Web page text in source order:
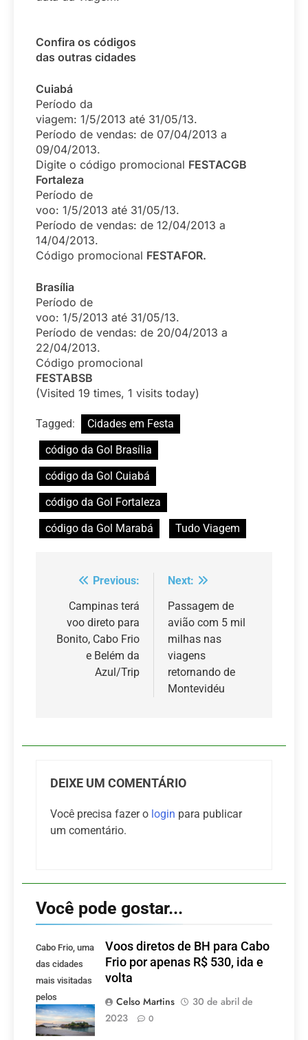
Confira os códigos
das outras cidades
Cuiabá
Período da
viagem: 1/5/2013 até 31/05/13.
Período de vendas: de 07/04/2013 a
09/04/2013.
Digite o código promocional FESTACGB
Fortaleza
Período de
voo: 1/5/2013 até 31/05/13.
Período de vendas: de 12/04/2013 a
14/04/2013.
Código promocional FESTAFOR.
Brasília
Período de
voo: 1/5/2013 até 31/05/13.
Período de vendas: de 20/04/2013 a
22/04/2013.
Código promocional
FESTABSB
(Visited 19 times, 1 visits today)
Tagged:
Cidades em Festa
código da Gol Brasília
código da Gol Cuiabá
código da Gol Fortaleza
código da Gol Marabá
Tudo Viagem
Navegação
Post
Previous:
Campinas terá
voo direto para
Bonito, Cabo Frio
e Belém da
Azul/Trip
Next:
Passagem de
avião com 5 mil
milhas nas
viagens
retornando de
Montevidéu
DEIXE UM COMENTÁRIO
Você precisa fazer o login para publicar
um comentário.
Você pode gostar...
Cabo Frio, uma
das cidades
mais visitadas
pelos
mineiros.
(Foto:
Voos diretos de BH para Cabo
Frio por apenas R$ 530, ida e
volta
Celso Martins
30 de abril de
2023
0